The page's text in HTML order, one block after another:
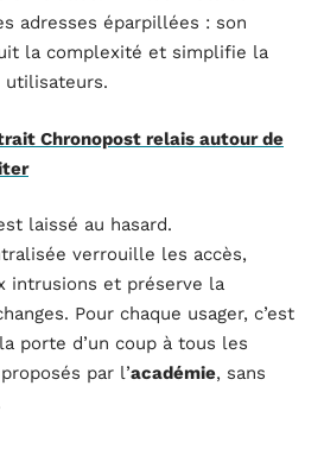
adresses éparpillées : son
la complexité et simplifie la
utilisateurs.
Chronopost relais autour de
laissé au hasard.
verrouille les accès,
intrusions et préserve la
Pour chaque usager, c’est
porte d’un coup à tous les
par l’académie, sans